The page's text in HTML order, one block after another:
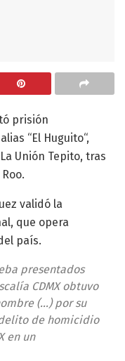
prisión
“El Huguito“,
Unión Tepito, tras
validó la
que opera
país.
presentados
CDMX obtuvo
(…) por su
de homicidio
en un